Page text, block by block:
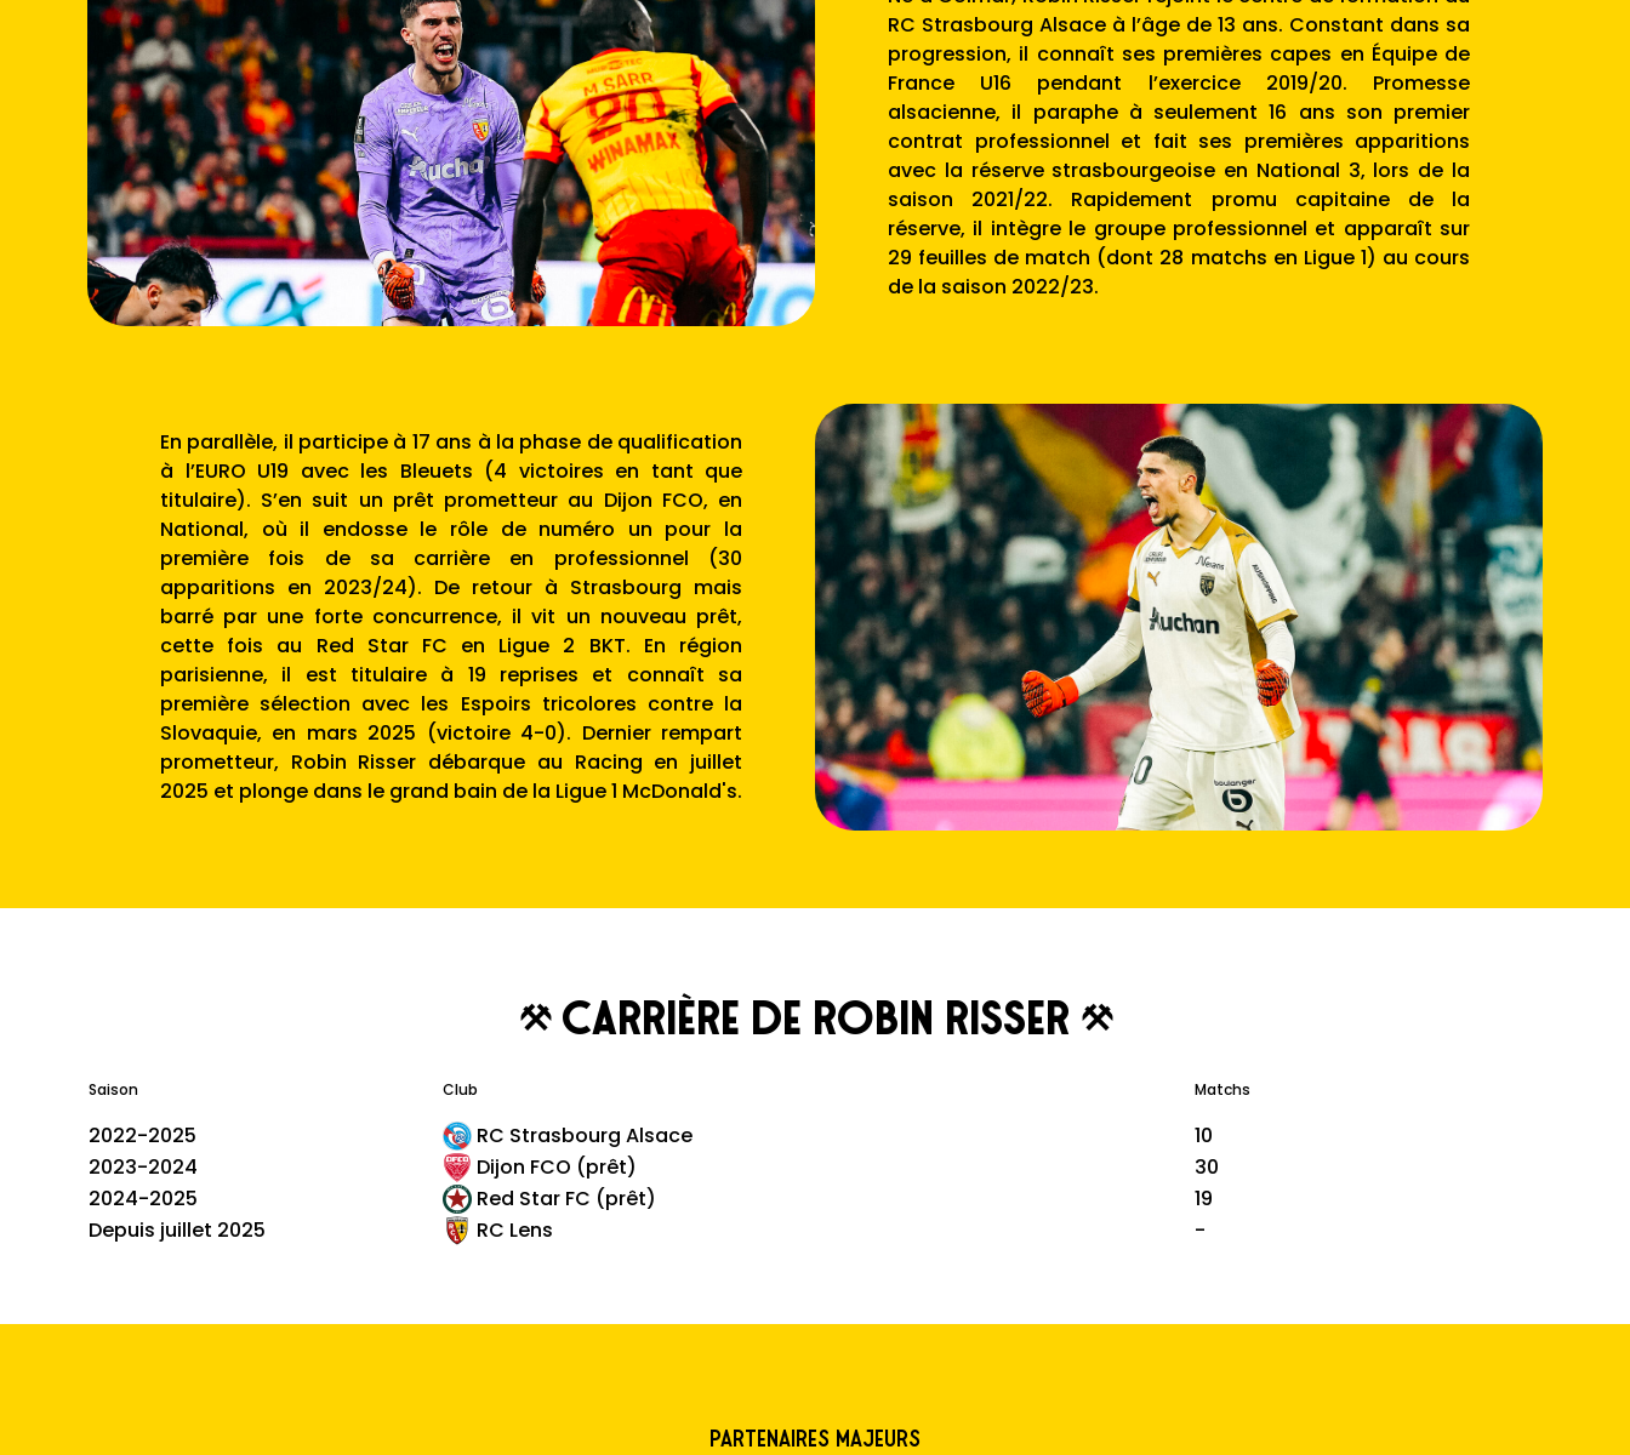
RC Strasbourg Alsace à l’âge de 13 ans. Constant dans sa
progression, il connaît ses premières capes en Équipe de
France U16 pendant l’exercice 2019/20. Promesse
alsacienne, il paraphe à seulement 16 ans son premier
contrat professionnel et fait ses premières apparitions
avec la réserve strasbourgeoise en National 3, lors de la
saison 2021/22. Rapidement promu capitaine de la
réserve, il intègre le groupe professionnel et apparaît sur
29 feuilles de match (dont 28 matchs en Ligue 1) au cours
de la saison 2022/23.
En parallèle, il participe à 17 ans à la phase de qualification
à l’EURO U19 avec les Bleuets (4 victoires en tant que
titulaire). S’en suit un prêt prometteur au Dijon FCO, en
National, où il endosse le rôle de numéro un pour la
première fois de sa carrière en professionnel (30
apparitions en 2023/24). De retour à Strasbourg mais
barré par une forte concurrence, il vit un nouveau prêt,
cette fois au Red Star FC en Ligue 2 BKT. En région
parisienne, il est titulaire à 19 reprises et connaît sa
première sélection avec les Espoirs tricolores contre la
Slovaquie, en mars 2025 (victoire 4-0). Dernier rempart
prometteur, Robin Risser débarque au Racing en juillet
2025 et plonge dans le grand bain de la Ligue 1 McDonald's.
Carrière de Robin Risser
Saison Club Matchs
2022-2025 RC Strasbourg Alsace
10
2023-2024
Dijon FCO (prêt)
30
2024-2025
Red Star FC (prêt)
19
Depuis juillet 2025
RC Lens -
Partenaires majeurs